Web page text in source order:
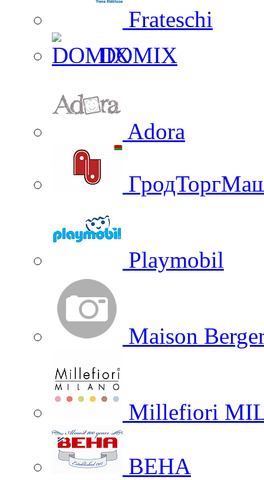
Frateschi
DOMIX
Adora
Playmobil
Maison
Millefiori
BEHA